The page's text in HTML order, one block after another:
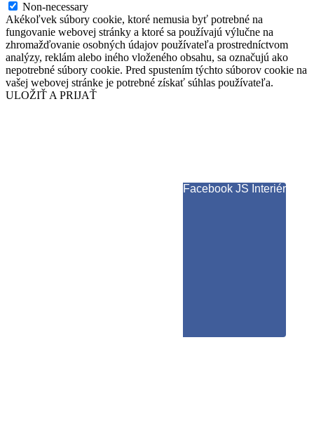
Non-necessary
Akékoľvek súbory cookie, ktoré nemusia byť potrebné na
fungovanie webovej stránky a ktoré sa používajú výlučne na
zhromažďovanie osobných údajov používateľa prostredníctvom
analýzy, reklám alebo iného vloženého obsahu, sa označujú ako
nepotrebné súbory cookie. Pred spustením týchto súborov cookie na
vašej webovej stránke je potrebné získať súhlas používateľa.
ULOŽIŤ A PRIJAŤ
Facebook JS Interiér